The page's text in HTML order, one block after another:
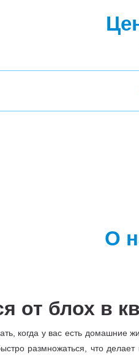
О
от блох в
когда у вас есть домашние
размножаться, что